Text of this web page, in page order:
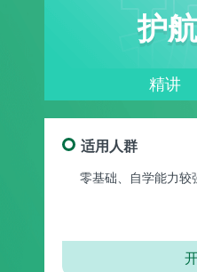
护
精讲
适用人群
零基础、自学能力较